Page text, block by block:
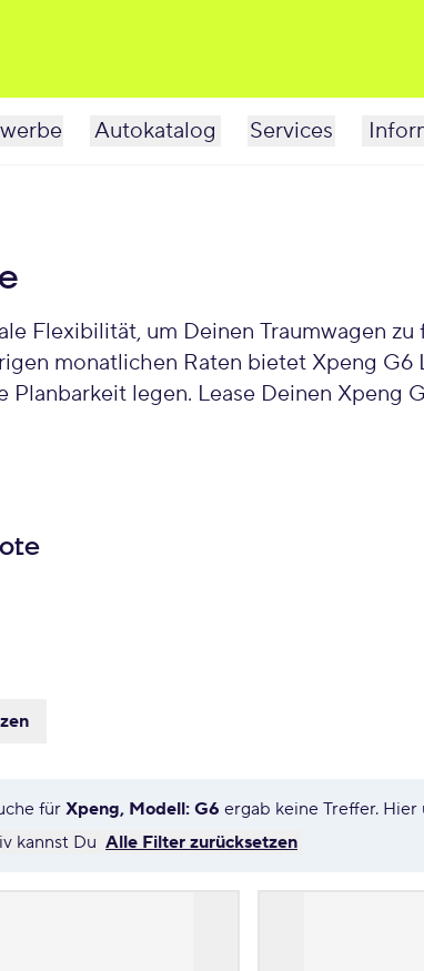
Autokatalog Services
Flexibilität, um Deinen Traumwagen
monatlichen Raten bietet Xpeng
legen. Lease Deinen Xpeng
fürXpeng, Modell: G6 ergab keine Treffer.
kannst Du Alle Filter zurücksetzen